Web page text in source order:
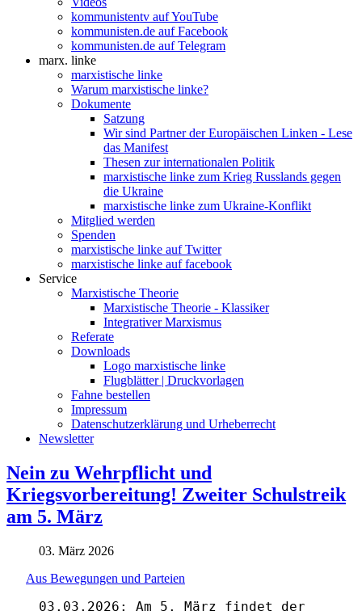
kommunistentv auf YouTube
kommunisten.de auf Facebook
kommunisten.de auf Telegram
marx. linke
marxistische linke
Warum marxistische linke?
Dokumente
Satzung
Wir sind Partner der Europäischen Linken - Lese
das Manifest
Thesen zur internationalen Politik
marxistische linke zum Krieg Russlands gegen
die Ukraine
marxistische linke zum Ukraine-Konflikt
Mitglied werden
Spenden
marxistische linke auf Twitter
marxistische linke auf facebook
Service
Marxistische Theorie
Marxistische Theorie - Klassiker
Integrativer Marxismus
Referate
Downloads
Logo marxistische linke
Flugblätter | Druckvorlagen
Fahne bestellen
Impressum
Datenschutzerklärung und Urheberrecht
Newsletter
Nein zu Wehrpflicht und
Kriegsvorbereitung! Zweiter Schulstreik
am 5. März
03. März 2026
Aus Bewegungen und Parteien
03.03.2026: Am 5. März findet der